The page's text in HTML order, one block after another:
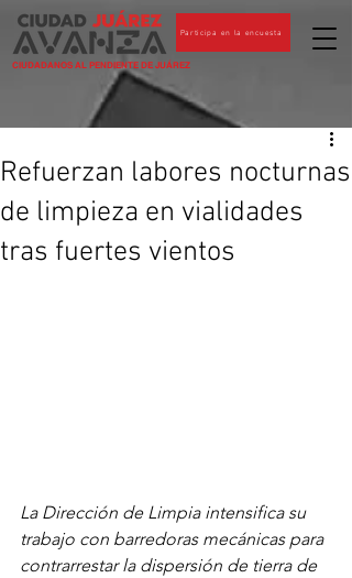
CIUDADANOS AL PENDIENTE DE JUÁREZ
Participa en la encuesta
Refuerzan labores nocturnas
de limpieza en vialidades
tras fuertes vientos
La Dirección de Limpia intensifica su
trabajo con barredoras mecánicas para
contrarrestar la dispersión de tierra de